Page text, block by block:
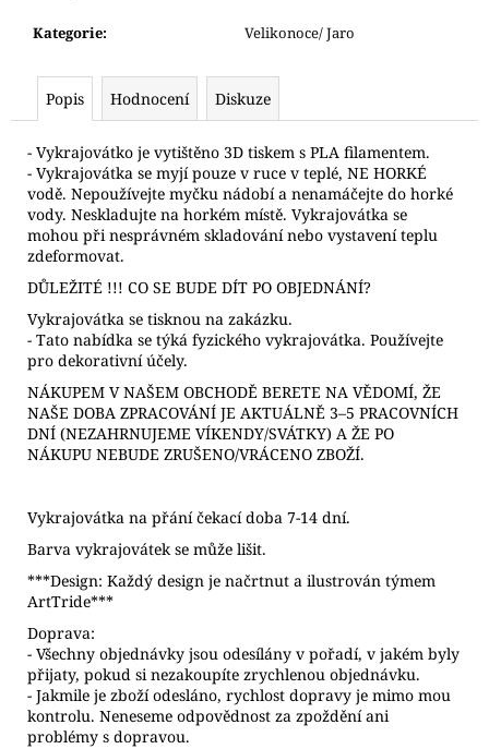
Kategorie: Velikonoce/ Jaro
Popis Hodnocení Diskuze
- Vykrajovátko je vytištěno 3D tiskem s PLA filamentem.
- Vykrajovátka se myjí pouze v ruce v teplé, NE HORKÉ
vodě. Nepoužívejte myčku nádobí a nenamáčejte do horké
vody. Neskladujte na horkém místě. Vykrajovátka se
mohou při nesprávném skladování nebo vystavení teplu
zdeformovat.
DŮLEŽITÉ !!! CO SE BUDE DÍT PO OBJEDNÁNÍ?
Vykrajovátka se tisknou na zakázku.
- Tato nabídka se týká fyzického vykrajovátka. Používejte
pro dekorativní účely.
NÁKUPEM V NAŠEM OBCHODĚ BERETE NA VĚDOMÍ, ŽE
NAŠE DOBA ZPRACOVÁNÍ JE AKTUÁLNĚ 3–5 PRACOVNÍCH
DNÍ (NEZAHRNUJEME VÍKENDY/SVÁTKY) A ŽE PO
NÁKUPU NEBUDE ZRUŠENO/VRÁCENO ZBOŽÍ.
Vykrajovátka na přání čekací doba 7-14 dní.
Barva vykrajovátek se může lišit.
***Design: Každý design je načrtnut a ilustrován týmem
ArtTride***
Doprava:
- Všechny objednávky jsou odesílány v pořadí, v jakém byly
přijaty, pokud si nezakoupíte zrychlenou objednávku.
- Jakmile je zboží odesláno, rychlost dopravy je mimo mou
kontrolu. Neneseme odpovědnost za zpoždění ani
problémy s dopravou.
VYKRAJOVÁTKO
LEBKA
68